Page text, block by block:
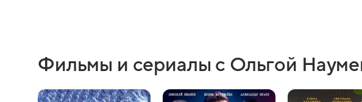
Фильмы и сериалы с Ольгой